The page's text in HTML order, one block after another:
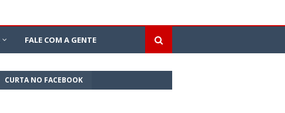
FALE COM A GENTE
CURTA NO FACEBOOK